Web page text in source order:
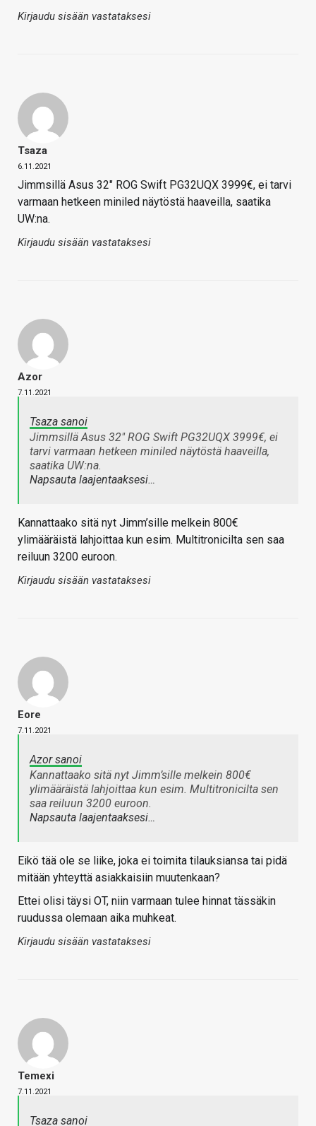
Kirjaudu sisään vastataksesi
Tsaza
6.11.2021
Jimmsillä Asus 32″ ROG Swift PG32UQX 3999€, ei tarvi
varmaan hetkeen miniled näytöstä haaveilla, saatika
UW:na.
Kirjaudu sisään vastataksesi
Azor
7.11.2021
Tsaza sanoi
Jimmsillä Asus 32" ROG Swift PG32UQX 3999€, ei
tarvi varmaan hetkeen miniled näytöstä haaveilla,
saatika UW:na.
Napsauta laajentaaksesi…
Kannattaako sitä nyt Jimm’sille melkein 800€
ylimääräistä lahjoittaa kun esim. Multitronicilta sen saa
reiluun 3200 euroon.
Kirjaudu sisään vastataksesi
Eore
7.11.2021
Azor sanoi
Kannattaako sitä nyt Jimm’sille melkein 800€
ylimääräistä lahjoittaa kun esim. Multitronicilta sen
saa reiluun 3200 euroon.
Napsauta laajentaaksesi…
Eikö tää ole se liike, joka ei toimita tilauksiansa tai pidä
mitään yhteyttä asiakkaisiin muutenkaan?
Ettei olisi täysi OT, niin varmaan tulee hinnat tässäkin
ruudussa olemaan aika muhkeat.
Kirjaudu sisään vastataksesi
Temexi
7.11.2021
Tsaza sanoi